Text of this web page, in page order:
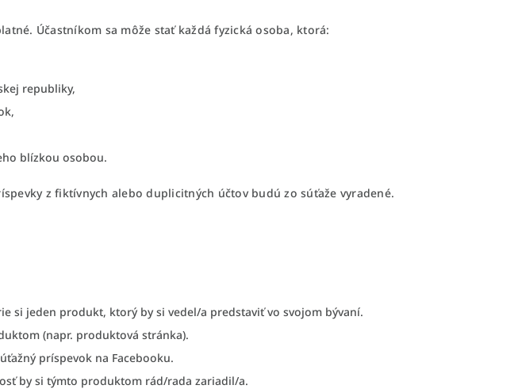
Účastníkom sa môže stať každá fyzická osoba, ktorá:
republiky,
blízkou osobou.
z fiktívnych alebo duplicitných účtov budú zo súťaže vyradené.
si jeden produkt, ktorý by si vedel/a predstaviť vo svojom bývaní.
(napr. produktová stránka).
príspevok na Facebooku.
by si týmto produktom rád/rada zariadil/a.